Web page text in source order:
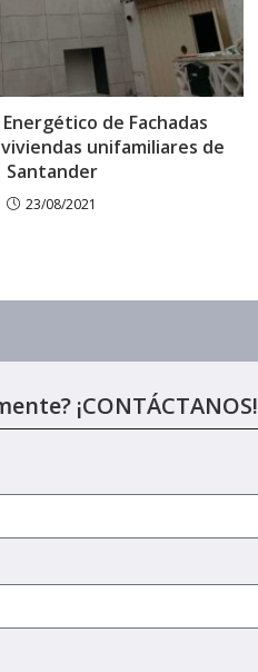
de Fachadas
unifamiliares de
Santander
23/08/2021
¡CONTÁCTANOS!